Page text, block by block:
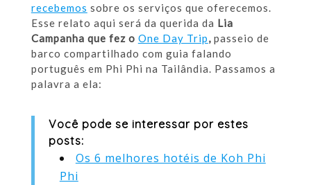
recebemos sobre os serviços que oferecemos.
Esse relato aqui será da querida da Lia
Campanha que fez o One Day Trip,passeio de
barco compartilhado com guia falando
português em Phi Phi na Tailândia. Passamos a
palavra a ela:
Você pode se interessar por estes
posts:
Os 6 melhores hotéis de Koh Phi
Phi